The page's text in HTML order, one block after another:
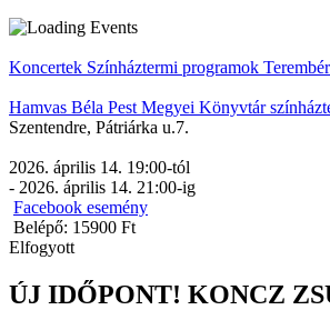
Koncertek Színháztermi programok
Hamvas Béla Pest Megyei Könyvtár
Szentendre, Pátriárka u.7.
2026. április 14. 19:00-tól
- 2026. április 14. 21:00-ig
Facebook esemény
Belépő: 15900 Ft
Elfogyott
ÚJ IDŐPONT! KONCZ